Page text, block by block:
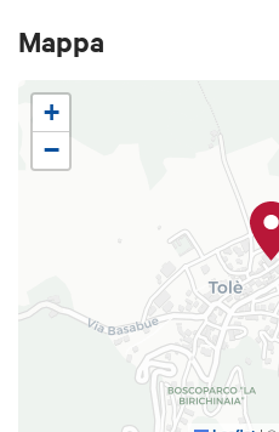
comprendono la nostra
contorno, il fritto misto di
patatine fritte di Tolè. In
tartufo bianco dei Colli
I dolci sono
dolce al croccantino di
tradizionale, tenerina al
zabaione, salame al
Mappa
+
−